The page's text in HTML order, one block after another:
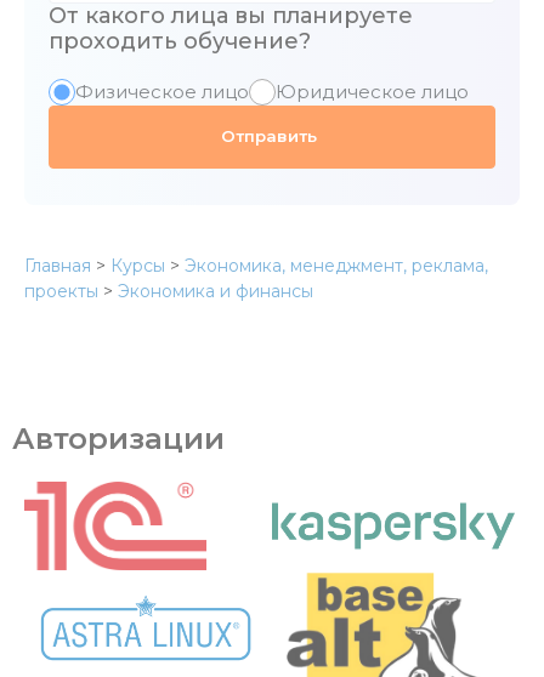
От какого лица вы планируете
проходить обучение?
Физическое лицо Юридическое лицо
Главная > Курсы > Экономика, менеджмент, реклама,
проекты > Экономика и финансы
Авторизации